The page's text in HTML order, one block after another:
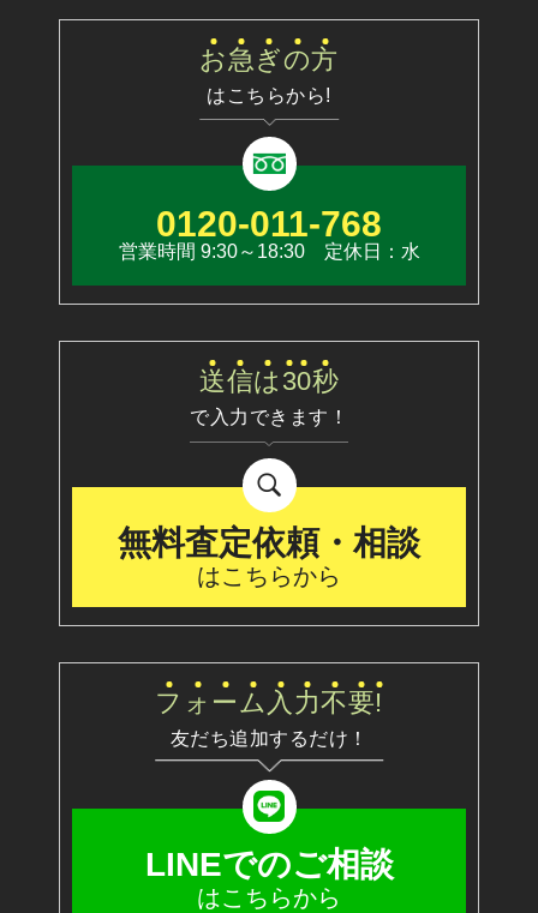
お急ぎの方
はこちらから!
0120-011-768
営業時間 9:30～18:30 定休日：水
送信は 30秒
で入力できます！
無料査定依頼・相談
はこちらから
フ ォ ーム 入 力不要!
友だち追加するだけ！
LINEでのご相談
はこちらから